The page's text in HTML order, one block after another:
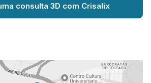
consulta 3D com Crisalix